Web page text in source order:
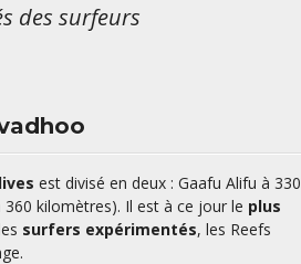
des surfeurs
est divisé en deux : Gaafu Alifu à 330
kilomètres). Il est à ce jour le plus
surfers expérimentés, les Reefs